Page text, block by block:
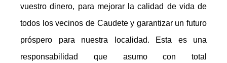
vuestro dinero, para mejorar la calidad de vida de
todos los vecinos de Caudete y garantizar un futuro
próspero para nuestra localidad. Esta es una
responsabilidad que asumo con total